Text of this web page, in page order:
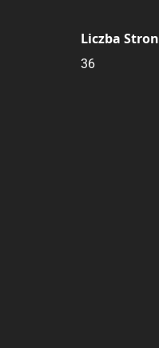
Liczba Stron
36